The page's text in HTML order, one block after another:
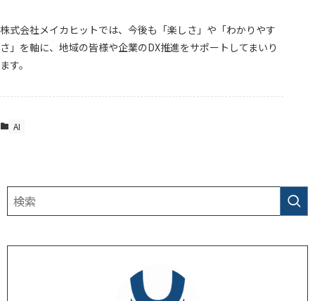
株式会社メイカヒットでは、今後も「楽しさ」や「わかりやす
さ」を軸に、地域の皆様や企業のDX推進をサポートしてまいり
ます。
AI